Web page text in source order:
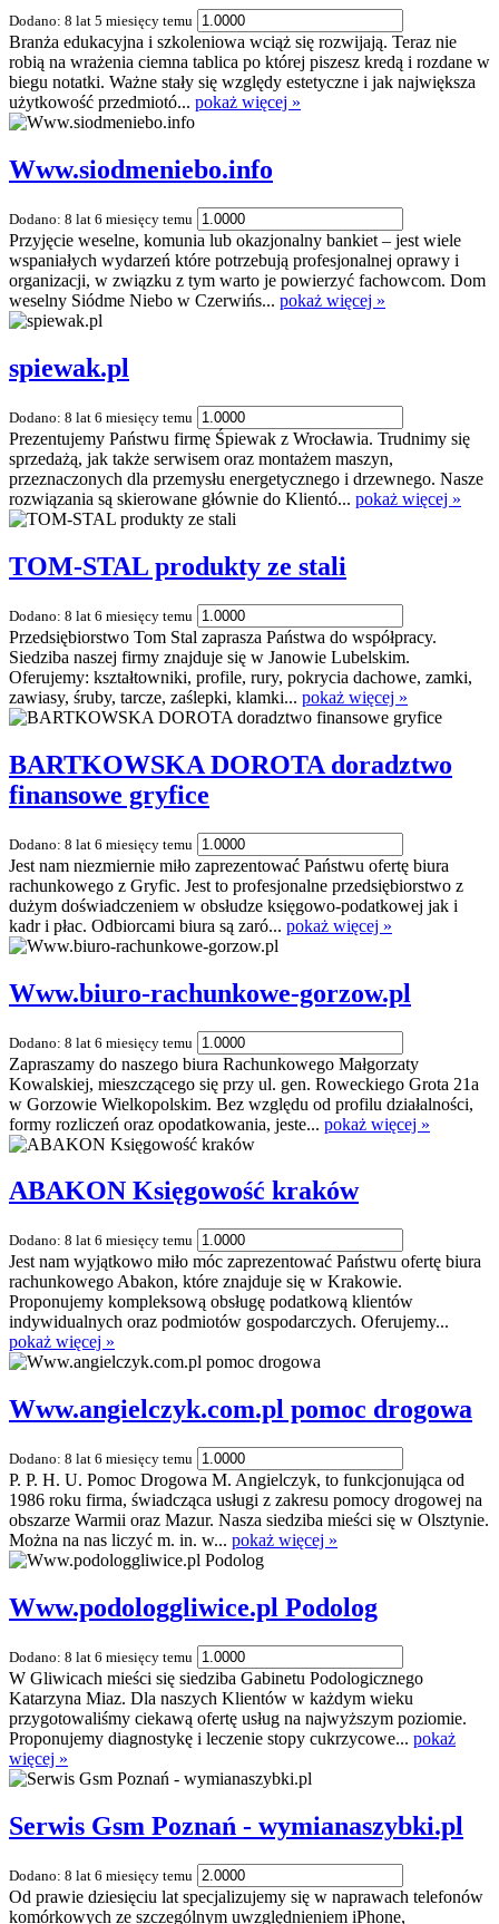
Dodano: 8 lat 5 miesięcy temu
Branża edukacyjna i szkoleniowa wciąż się rozwijają. Teraz nie
robią na wrażenia ciemna tablica po której piszesz kredą i rozdane w
biegu notatki. Ważne stały się względy estetyczne i jak największa
użytkowość przedmiotó... pokaż więcej »
Www.siodmeniebo.info
Dodano: 8 lat 6 miesięcy temu
Przyjęcie weselne, komunia lub okazjonalny bankiet – jest wiele
wspaniałych wydarzeń które potrzebują profesjonalnej oprawy i
organizacji, w związku z tym warto je powierzyć fachowcom. Dom
weselny Siódme Niebo w Czerwińs... pokaż więcej »
spiewak.pl
Dodano: 8 lat 6 miesięcy temu
Prezentujemy Państwu firmę Śpiewak z Wrocławia. Trudnimy się
sprzedażą, jak także serwisem oraz montażem maszyn,
przeznaczonych dla przemysłu energetycznego i drzewnego. Nasze
rozwiązania są skierowane głównie do Klientó... pokaż więcej »
TOM-STAL produkty ze stali
Dodano: 8 lat 6 miesięcy temu
Przedsiębiorstwo Tom Stal zaprasza Państwa do współpracy.
Siedziba naszej firmy znajduje się w Janowie Lubelskim.
Oferujemy: kształtowniki, profile, rury, pokrycia dachowe, zamki,
zawiasy, śruby, tarcze, zaślepki, klamki... pokaż więcej »
BARTKOWSKA DOROTA doradztwo
finansowe gryfice
Dodano: 8 lat 6 miesięcy temu
Jest nam niezmiernie miło zaprezentować Państwu ofertę biura
rachunkowego z Gryfic. Jest to profesjonalne przedsiębiorstwo z
dużym doświadczeniem w obsłudze księgowo-podatkowej jak i
kadr i płac. Odbiorcami biura są zaró... pokaż więcej »
Www.biuro-rachunkowe-gorzow.pl
Dodano: 8 lat 6 miesięcy temu
Zapraszamy do naszego biura Rachunkowego Małgorzaty
Kowalskiej, mieszczącego się przy ul. gen. Roweckiego Grota 21a
w Gorzowie Wielkopolskim. Bez względu od profilu działalności,
formy rozliczeń oraz opodatkowania, jeste... pokaż więcej »
ABAKON Księgowość kraków
Dodano: 8 lat 6 miesięcy temu
Jest nam wyjątkowo miło móc zaprezentować Państwu ofertę biura
rachunkowego Abakon, które znajduje się w Krakowie.
Proponujemy kompleksową obsługę podatkową klientów
indywidualnych oraz podmiotów gospodarczych. Oferujemy...
pokaż więcej »
Www.angielczyk.com.pl pomoc drogowa
Dodano: 8 lat 6 miesięcy temu
P. P. H. U. Pomoc Drogowa M. Angielczyk, to funkcjonująca od
1986 roku firma, świadcząca usługi z zakresu pomocy drogowej na
obszarze Warmii oraz Mazur. Nasza siedziba mieści się w Olsztynie.
Można na nas liczyć m. in. w... pokaż więcej »
Www.podologgliwice.pl Podolog
Dodano: 8 lat 6 miesięcy temu
W Gliwicach mieści się siedziba Gabinetu Podologicznego
Katarzyna Miaz. Dla naszych Klientów w każdym wieku
przygotowaliśmy ciekawą ofertę usług na najwyższym poziomie.
Proponujemy diagnostykę i leczenie stopy cukrzycowe... pokaż
więcej »
Serwis Gsm Poznań - wymianaszybki.pl
Dodano: 8 lat 6 miesięcy temu
Od prawie dziesięciu lat specjalizujemy się w naprawach telefonów
komórkowych ze szczególnym uwzględnieniem iPhone,